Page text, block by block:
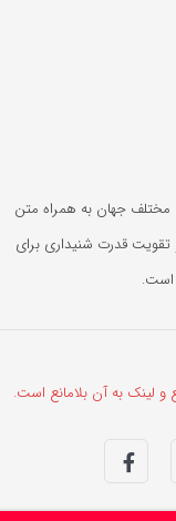
جهان به همراه متن
قدرت شنیداری برای
است.
لینک به آن بلامانع است.